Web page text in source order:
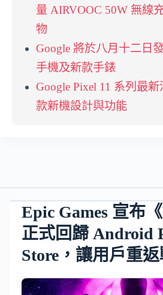
量 AIRVOOC 50W 無線
物
Google 將於八月十二日
手機及新款手錶
Google Pixel 11 系列最
款新機設計與功能
Epic Games 宣布
正式回歸 Android
Store，讓用戶重